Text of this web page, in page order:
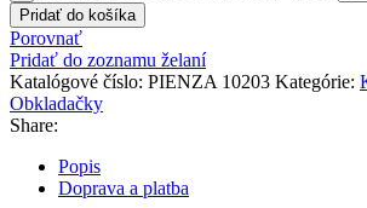
Pridať do košíka
Porovnať
Pridať do zoznamu želaní
Katalógové číslo: PIENZA 10203 Kategórie:
Obkladačky
Share:
Popis
Doprava a platba